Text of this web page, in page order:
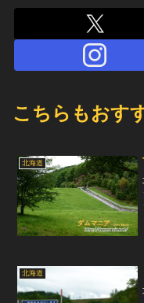
こちらもおす
北海道
北海道